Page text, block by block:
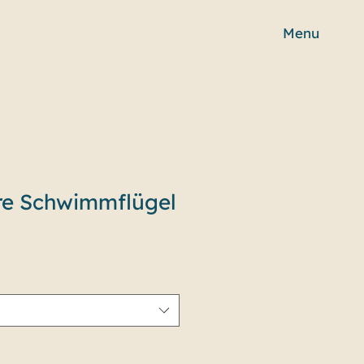
Menu
Schwimmflügel